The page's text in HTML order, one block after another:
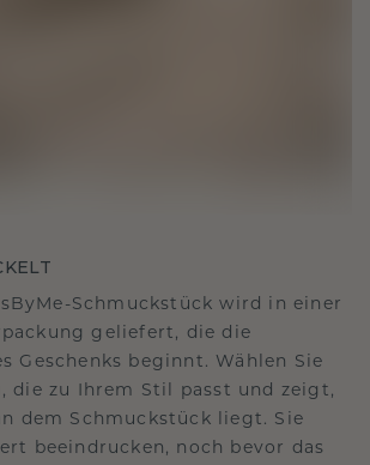
Schmuckstück wird in einer
geliefert, die die
Geschenks beginnt. Wählen Sie
die zu Ihrem Stil passt und zeigt,
dem Schmuckstück liegt. Sie
beeindrucken, noch bevor das